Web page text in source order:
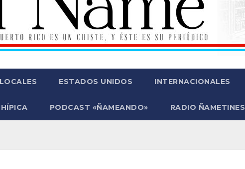
LOCALES ESTADOS UNIDOS INTERNACIONALES
HÍPICA PODCAST «ÑAMEANDO» RADIO ÑAMETINES